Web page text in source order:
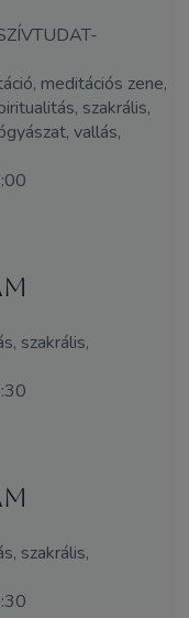
meditációs zene,
szakrális,
vallás,
szakrális,
szakrális,